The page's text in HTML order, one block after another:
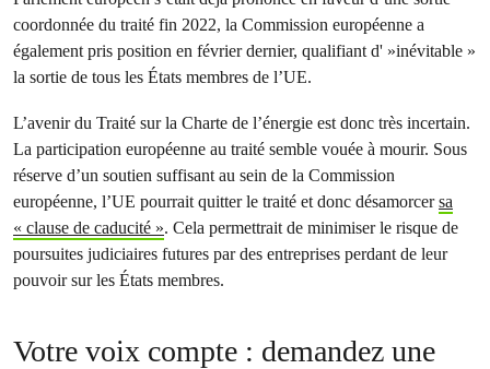
coordonnée du traité fin 2022, la Commission européenne a
également pris position en février dernier, qualifiant d' »inévitable »
la sortie de tous les États membres de l’UE.
L’avenir du Traité sur la Charte de l’énergie est donc très incertain.
La participation européenne au traité semble vouée à mourir. Sous
réserve d’un soutien suffisant au sein de la Commission
européenne, l’UE pourrait quitter le traité et donc désamorcersa
« clause de caducité ». Cela permettrait de minimiser le risque de
poursuites judiciaires futures par des entreprises perdant de leur
pouvoir sur les États membres.
Votre voix compte : demandez une